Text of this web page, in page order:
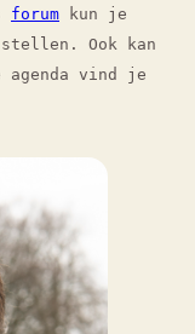
forum kun je
Ook kan
agenda vind je